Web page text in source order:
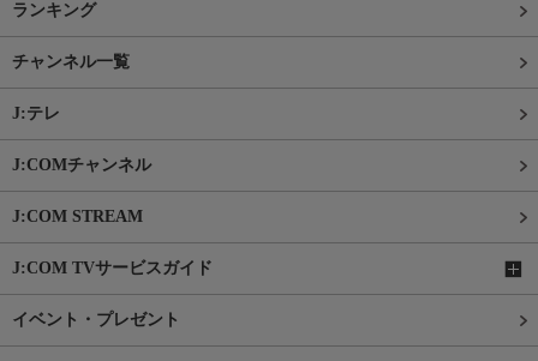
ランキング
チャンネル一覧
J:テレ
J:COMチャンネル
J:COM STREAM
J:COM TVサービスガイド
イベント・プレゼント